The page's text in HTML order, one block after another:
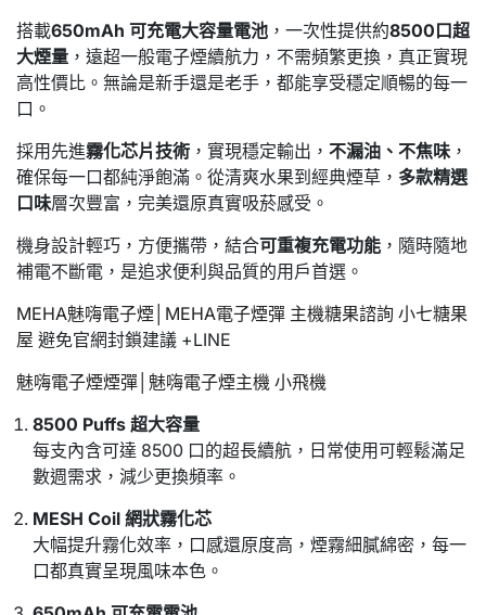
搭載650mAh 可充電大容量電池 ，一次性提供約8500口超
大煙量 ，遠超一般電子煙續航力，不需頻繁更換，真正實現
高性價比。無論是新手還是老手，都能享受穩定順暢的每一
口。
採用先進霧化芯片技術 ，實現穩定輸出， 不漏油、不焦味 ，
確保每一口都純淨飽滿。從清爽水果到經典煙草， 多款精選
口味層次豐富，完美還原真實吸菸感受。
機身設計輕巧，方便攜帶，結合可重複充電功能 ，隨時隨地
補電不斷電，是追求便利與品質的用戶首選。
MEHA魅嗨電子煙│MEHA電子煙彈 主機糖果諮詢 小七糖果
屋 避免官網封鎖建議 +LINE
魅嗨電子煙煙彈│ 魅嗨電子煙主機 小飛機
8500 Puffs 超大容量
每支內含可達 8500 口的超長續航，日常使用可輕鬆滿足
數週需求，減少更換頻率。
MESH Coil 網狀霧化芯
大幅提升霧化效率，口感還原度高，煙霧細膩綿密，每一
口都真實呈現風味本色。